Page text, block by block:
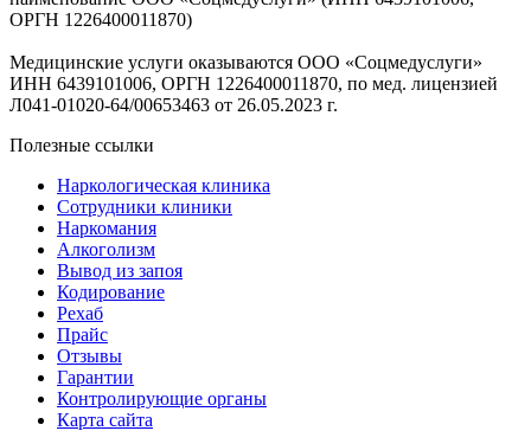
ОРГН 1226400011870)
Медицинские услуги оказываются ООО «Соцмедуслуги»
ИНН 6439101006, ОРГН 1226400011870, по мед. лицензией
Л041-01020-64/00653463 от 26.05.2023 г.
Полезные ссылки
Наркологическая клиника
Сотрудники клиники
Наркомания
Алкоголизм
Вывод из запоя
Кодирование
Рехаб
Прайс
Отзывы
Гарантии
Контролирующие органы
Карта сайта